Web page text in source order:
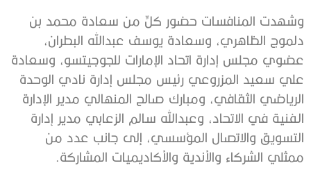
وشهدت المنافسات حضور كلٍّ من سعادة محمد بن
دلموج الظاهري، وسعادة يوسف عبدالله البطران،
عضوي مجلس إدارة اتحاد الإمارات للجوجيتسو، وسعادة
علي سعيد المزروعي رئيس مجلس إدارة نادي الوحدة
الرياضي الثقافي، ومبارك صالح المنهالي مدير الإدارة
الفنية في الاتحاد، وعبدالله سالم الزعابي مدير إدارة
التسويق والاتصال المؤسسي، إلى جانب عدد من
ممثلي الشركاء والأندية والأكاديميات المشاركة.